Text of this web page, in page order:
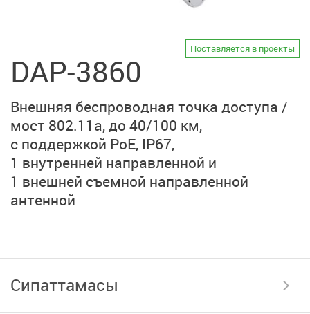
DAP-3860
Поставляется в проекты
Внешняя беспроводная точка доступа /
мост 802.11a, до 40/100 км,
с поддержкой PoE, IP67,
1 внутренней направленной и
1 внешней съемной направленной
антенной
Сипаттамасы